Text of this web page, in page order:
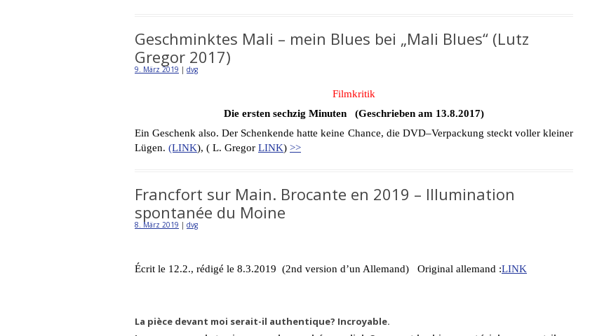
Geschminktes Mali – mein Blues bei „Mali Blues“ (Lutz
Gregor 2017)
9. März 2019 | dvg
Filmkritik
Die ersten sechzig Minuten (Geschrieben am 13.8.2017)
Ein Geschenk also. Der Schenkende hatte keine Chance, die DVD–Verpackung steckt voller kleiner
Lügen. (LINK), ( L. Gregor LINK) >>
Francfort sur Main. Brocante en 2019 – Illumination
spontanée du Moine
8. März 2019 | dvg
Écrit le 12.2., rédigé le 8.3.2019 (2nd version d’un Allemand) Original allemand :LINK
La pièce devant moi serait-il authentique? Incroyable.